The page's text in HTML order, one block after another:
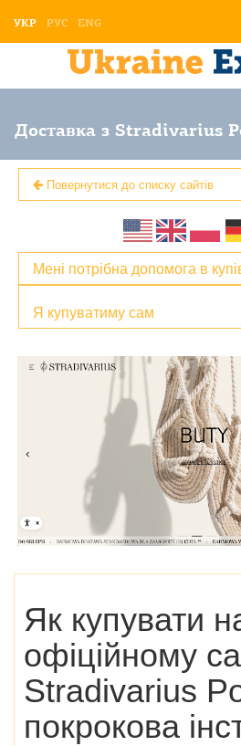
УКР РУС ENG
Доставка з Stradivarius
Повернутися до списку сайтів
Я купуватиму сам
Мені потрібна допомога в
Як купувати
офіційному
Stradivarius
покрокова